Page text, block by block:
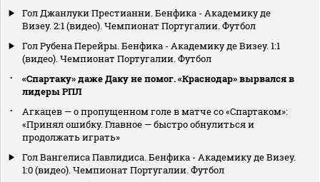
Гол Джанлуки Престианни. Бенфика - Академику де
Визеу. 2:1 (видео). Чемпионат Португалии. Футбол
Гол Рубена Перейры. Бенфика - Академику де Визеу. 1:1
(видео). Чемпионат Португалии. Футбол
«Спартаку» даже Даку не помог. «Краснодар» вырвался в
лидеры РПЛ
Агкацев — о пропущенном голе в матче со «Спартаком»:
«Принял ошибку. Главное — быстро обнулиться и
продолжать играть»
Гол Вангелиса Павлидиса. Бенфика - Академику де Визеу.
1:0 (видео). Чемпионат Португалии. Футбол